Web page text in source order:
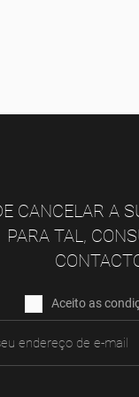
CANCELAR A
PARA TAL,
Aceito as